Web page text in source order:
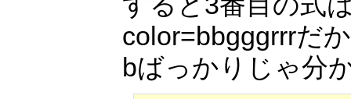
color=bbgggrrrだ
bばっかりじゃ分